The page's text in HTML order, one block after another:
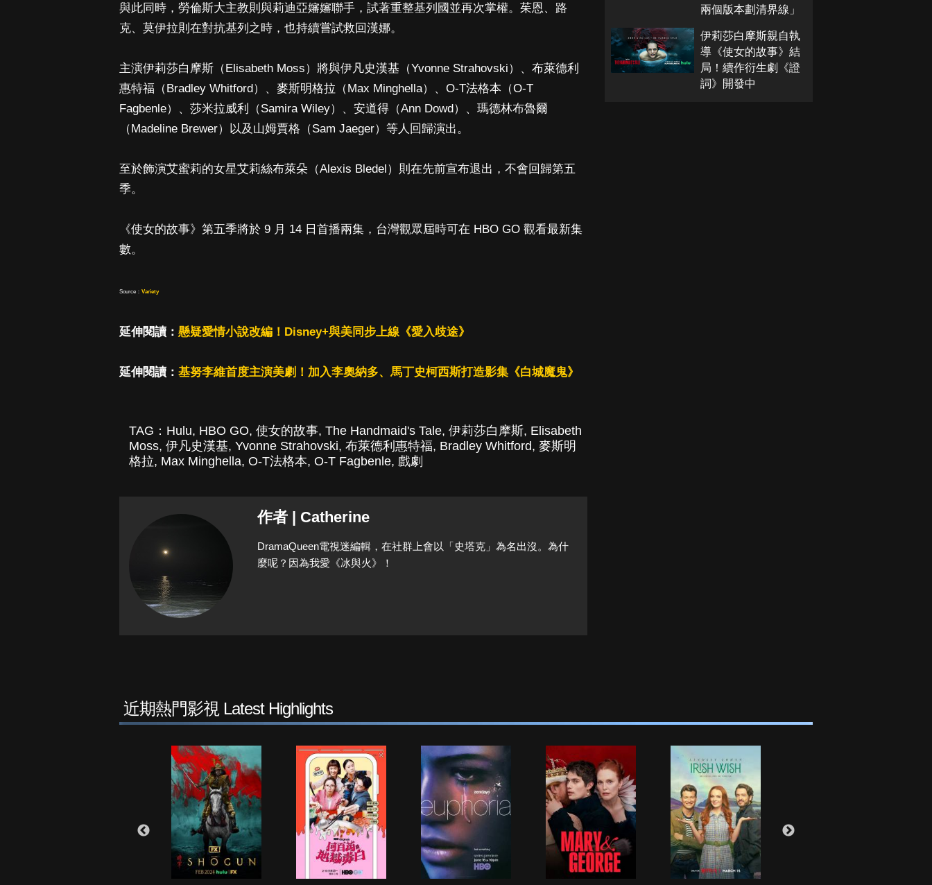
與此同時，勞倫斯大主教則與莉迪亞嬸嬸聯手，試著重整基列國並再次掌權。茱恩、路
克、莫伊拉則在對抗基列之時，也持續嘗試救回漢娜。
主演伊莉莎白摩斯（Elisabeth Moss）將與伊凡史漢基（Yvonne Strahovski）、布萊德利
惠特福（Bradley Whitford）、麥斯明格拉（Max Minghella）、O-T法格本（O-T
Fagbenle）、莎米拉威利（Samira Wiley）、安道得（Ann Dowd）、瑪德林布魯爾
（Madeline Brewer）以及山姆賈格（Sam Jaeger）等人回歸演出。
至於飾演艾蜜莉的女星艾莉絲布萊朵（Alexis Bledel）則在先前宣布退出，不會回歸第五
季。
《使女的故事》第五季將於 9 月 14 日首播兩集，台灣觀眾屆時可在 HBO GO 觀看最新集
數。
Source： Variety
延伸閱讀： 懸疑愛情小說改編！Disney+與美同步上線《愛入歧途》
延伸閱讀： 基努李維首度主演美劇！加入李奧納多、馬丁史柯西斯打造影集《白城魔鬼》
TAG： Hulu, HBO GO, 使女的故事, The Handmaid's Tale, 伊莉莎白摩斯, Elisabeth
Moss, 伊凡史漢基, Yvonne Strahovski, 布萊德利惠特福, Bradley Whitford, 麥斯明
格拉, Max Minghella, O-T法格本, O-T Fagbenle, 戲劇
作者 | Catherine
DramaQueen電視迷編輯，在社群上會以「史塔克」為名出沒。為什
麼呢？因為我愛《冰與火》！
兩個版本劃清界線」
伊莉莎白摩斯親自執
導《使女的故事》結
局！續作衍生劇《證
詞》開發中
近期熱門影視 Latest Highlights